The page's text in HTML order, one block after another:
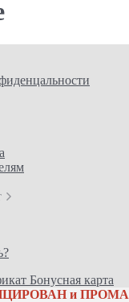
Бонусная карта
и